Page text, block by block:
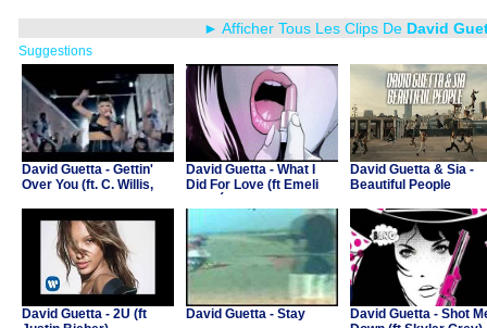
► Afficher Tous Les Clips De David
Suggestions
David Guetta - Gettin'
Over You (ft. C. Willis,
David Guetta - What I
Did For Love (ft Emeli
David Guetta & Sia -
Beautiful People
David Guetta - 2U (ft
David Guetta - Stay
David Guetta - Shot